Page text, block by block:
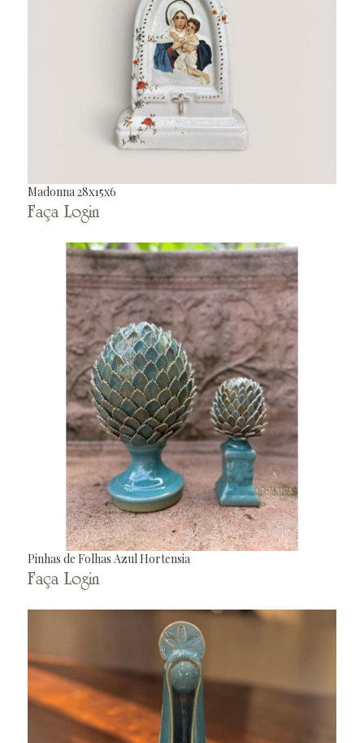
Madonna 28x15x6
Faça Login
Pinhas de Folhas Azul Hortensia
Faça Login